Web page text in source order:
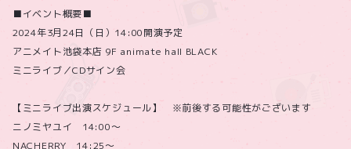
■イベント概要■
2024年3月24日（日）14:00開演予定
アニメイト池袋本店 9F animate hall BLACK
ミニライブ／CDサイン会
【ミニライブ出演スケジュール】 ※前後する可能性がございます
ニノミヤユイ 14:00～
NACHERRY 14:25～